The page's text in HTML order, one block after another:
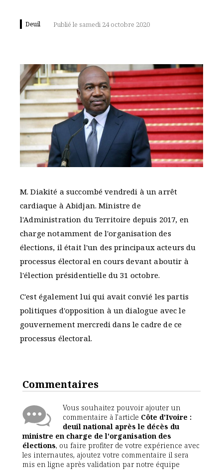
Deuil Publié le samedi 24 octobre 2020
M. Diakité a succombé vendredi à un arrêt
cardiaque à Abidjan. Ministre de
l'Administration du Territoire depuis 2017, en
charge notamment de l'organisation des
élections, il était l'un des principaux acteurs du
processus électoral en cours devant aboutir à
l'élection présidentielle du 31 octobre.
C'est également lui qui avait convié les partis
politiques d'opposition à un dialogue avec le
gouvernement mercredi dans le cadre de ce
processus électoral.
Commentaires
Vous souhaitez pouvoir ajouter un
commentaire à l'article Côte d'Ivoire :
deuil national après le décès du
ministre en charge de l'organisation des
élections, ou faire profiter de votre expérience avec
les internautes, ajoutez votre commentaire il sera
mis en ligne après validation par notre équipe